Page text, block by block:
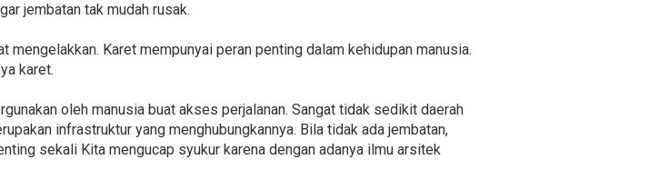
jembatan tak mudah rusak.
mengelakkan. Karet mempunyai peran penting dalam kehidupan manusia.
karet.
oleh manusia buat akses perjalanan. Sangat tidak sedikit daerah
infrastruktur yang menghubungkannya. Bila tidak ada jembatan,
sekali Kita mengucap syukur karena dengan adanya ilmu arsitek